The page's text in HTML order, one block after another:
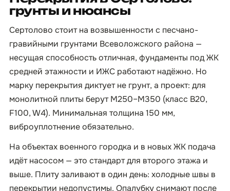
грунты и нюансы
Сертолово стоит на возвышенности с песчано-
гравийными грунтами Всеволожского района —
несущая способность отличная, фундаменты под ЖК
средней этажности и ИЖС работают надёжно. Но
марку перекрытия диктует не грунт, а проект: для
монолитной плиты берут М250–М350 (класс B20,
F100, W4). Минимальная толщина 150 мм,
виброуплотнение обязательно.
На объектах военного городка и в новых ЖК подача
идёт насосом — это стандарт для второго этажа и
выше. Плиту заливают в один день: холодные швы в
перекрытии недопустимы. Опалубку снимают после